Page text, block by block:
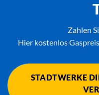
Zahlen
Hier kostenlos
STADTWERKE